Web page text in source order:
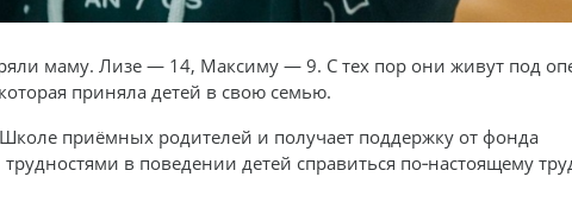
маму. Лизе — 14, Максиму — 9. С тех пор они живут под
приняла детей в свою семью.
приёмных родителей и получает поддержку от фонда
в поведении детей справиться по‑настоящему